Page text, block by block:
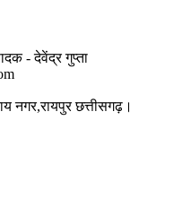
- देवेंद्र गुप्ता
नगर,रायपुर छत्तीसगढ़।